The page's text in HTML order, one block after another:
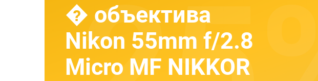
� объектива
Nikon 55mm f/2.8
Micro MF NIKKOR